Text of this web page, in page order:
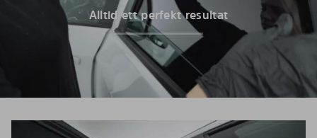
Alltid ett perfekt resultat